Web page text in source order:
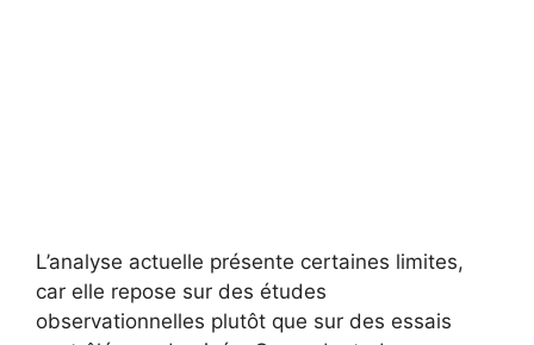
L’analyse actuelle présente certaines limites,
car elle repose sur des études
observationnelles plutôt que sur des essais